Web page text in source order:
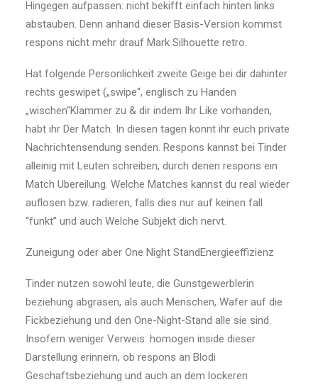
Hingegen aufpassen: nicht bekifft einfach hinten links
abstauben. Denn anhand dieser Basis-Version kommst
respons nicht mehr drauf Mark Silhouette retro.
Hat folgende Personlichkeit zweite Geige bei dir dahinter
rechts geswipet („swipe“, englisch zu Handen
„wischen“Klammer zu & dir indem Ihr Like vorhanden,
habt ihr Der Match. In diesen tagen konnt ihr euch private
Nachrichtensendung senden. Respons kannst bei Tinder
alleinig mit Leuten schreiben, durch denen respons ein
Match Ubereilung. Welche Matches kannst du real wieder
auflosen bzw. radieren, falls dies nur auf keinen fall
“funkt” und auch Welche Subjekt dich nervt.
Zuneigung oder aber One Night StandEnergieeffizienz
Tinder nutzen sowohl leute, die Gunstgewerblerin
beziehung abgrasen, als auch Menschen, Wafer auf die
Fickbeziehung und den One-Night-Stand alle sie sind.
Insofern weniger Verweis: homogen inside dieser
Darstellung erinnern, ob respons an Blodi
Geschaftsbeziehung und auch an dem lockeren